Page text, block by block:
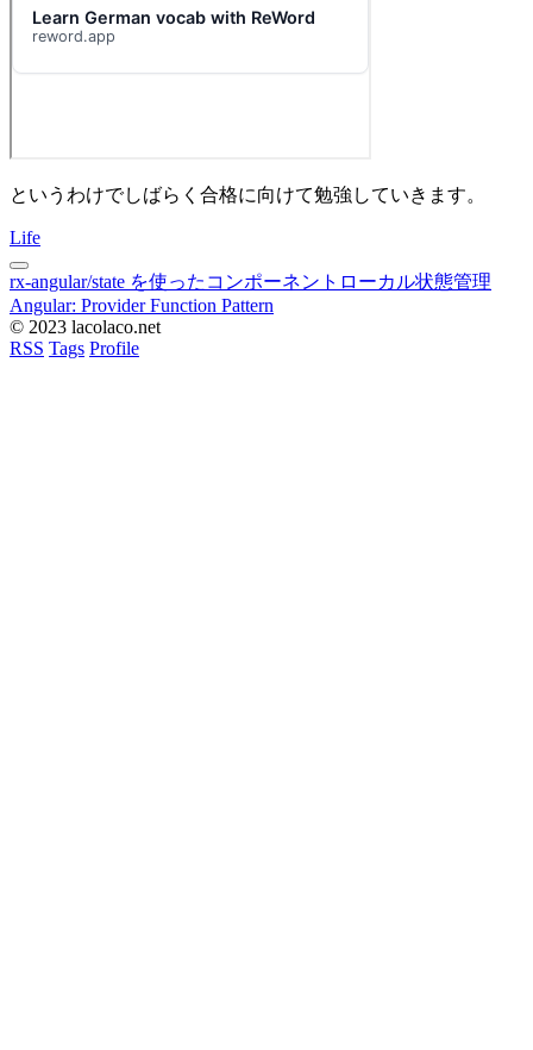
というわけでしばらく合格に向けて勉強していきます。
Life
rx-angular/state を使ったコンポーネントローカル状態管理
Angular: Provider Function Pattern
© 2023 lacolaco.net
RSS Tags Profile